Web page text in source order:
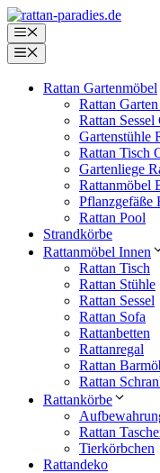
Zum
Inhalt
springen
Menü
Menü
Rattan Gartenmöbel
Rattan
Rattan Sessel
Gartenstühle
Rattan Tisch
Gartenliege
Rattanmöbel
Pflanzgefäße
Rattan Pool
Strandkörbe
Rattanmöbel Innen
Rattan Tisch
Rattan Stühle
Rattan Sessel
Rattan Sofa
Rattanbetten
Rattanregal
Rattan
Rattan
Rattankörbe
Rattan
Tierkörbchen
Rattandeko